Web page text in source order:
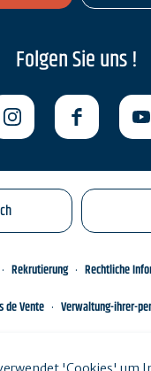
Folgen Sie uns !
Rekrutierung
Rechtliche
de Vente
Verwaltung-ihrer-